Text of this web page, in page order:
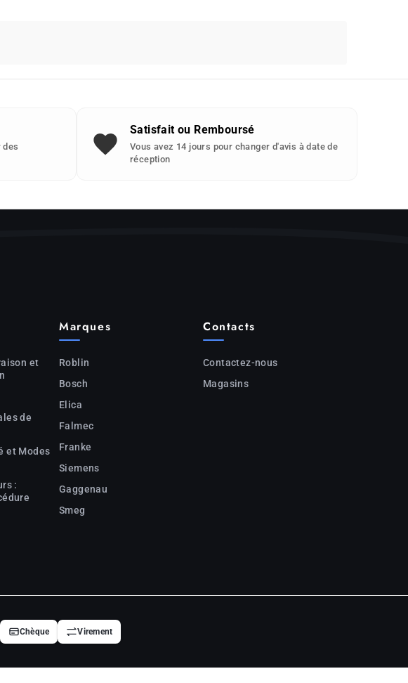
des
Satisfait ou Remboursé
Vous avez 14 jours pour changer d'avis à date de
réception
et
de
et Modes
:
Marques
Roblin
Bosch
Elica
Falmec
Franke
Siemens
Gaggenau
Smeg
Contacts
Contactez-nous
Magasins
Chèque Virement